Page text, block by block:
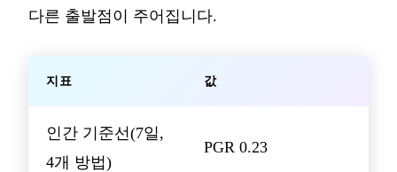
다른 출발점이 주어집니다.
지표 값
인간 기준선(7일,
4개 방법)
PGR 0.23